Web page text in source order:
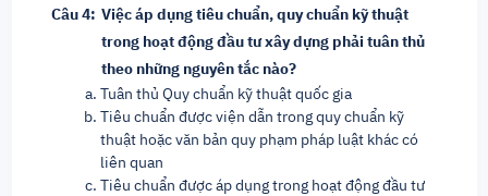
Câu 4: Việc áp dụng tiêu chuẩn, quy chuẩn kỹ thuật
trong hoạt động đầu tư xây dựng phải tuân thủ
theo những nguyên tắc nào?
Tuân thủ Quy chuẩn kỹ thuật quốc gia
Tiêu chuẩn được viện dẫn trong quy chuẩn kỹ
thuật hoặc văn bản quy phạm pháp luật khác có
liên quan
Tiêu chuẩn được áp dụng trong hoạt động đầu tư